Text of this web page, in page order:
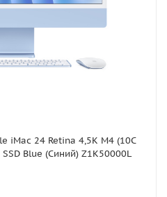
4,5K M4 (10C
SSD Blue (Синий) Z1K50000L